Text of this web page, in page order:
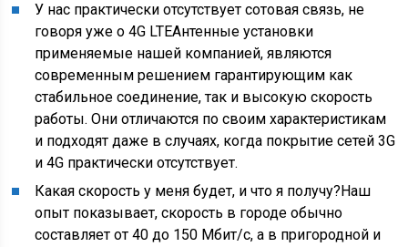
У нас практически отсутствует сотовая связь, не
говоря уже о 4G LTEАнтенные установки
применяемые нашей компанией, являются
современным решением гарантирующим как
стабильное соединение, так и высокую скорость
работы. Они отличаются по своим характеристикам
и подходят даже в случаях, когда покрытие сетей 3G
и 4G практически отсутствует.
Какая скорость у меня будет, и что я получу?Наш
опыт показывает, скорость в городе обычно
составляет от 40 до 150 Мбит/с, а в пригородной и